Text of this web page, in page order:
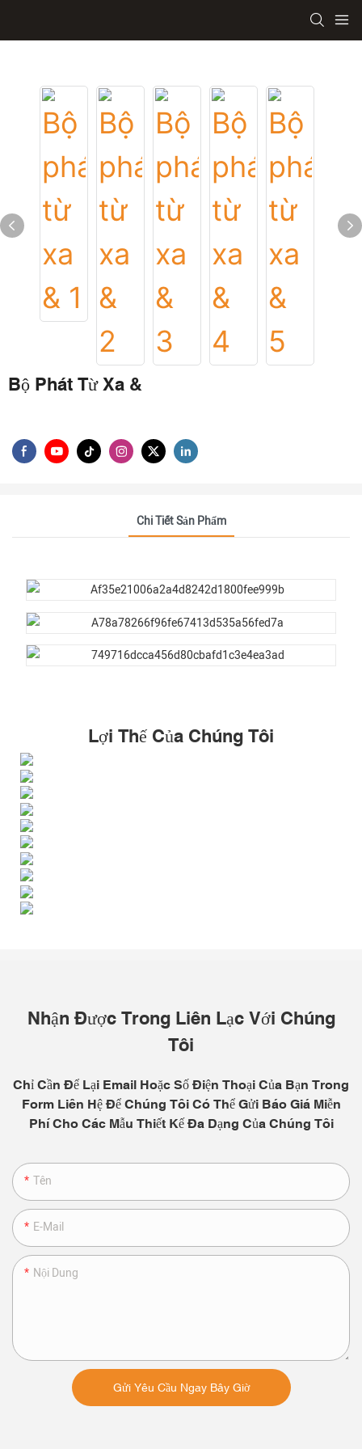
Bộ Phát Từ Xa &
Chi Tiết Sản Phẩm
Lợi Thế Của Chúng Tôi
Nhận Được Trong Liên Lạc Với Chúng
Tôi
Chỉ Cần Để Lại Email Hoặc Số Điện Thoại Của Bạn Trong
Form Liên Hệ Để Chúng Tôi Có Thể Gửi Báo Giá Miễn
Phí Cho Các Mẫu Thiết Kế Đa Dạng Của Chúng Tôi
Tên
E-Mail
Nội Dung
Gửi Yêu Cầu Ngay Bây Giờ